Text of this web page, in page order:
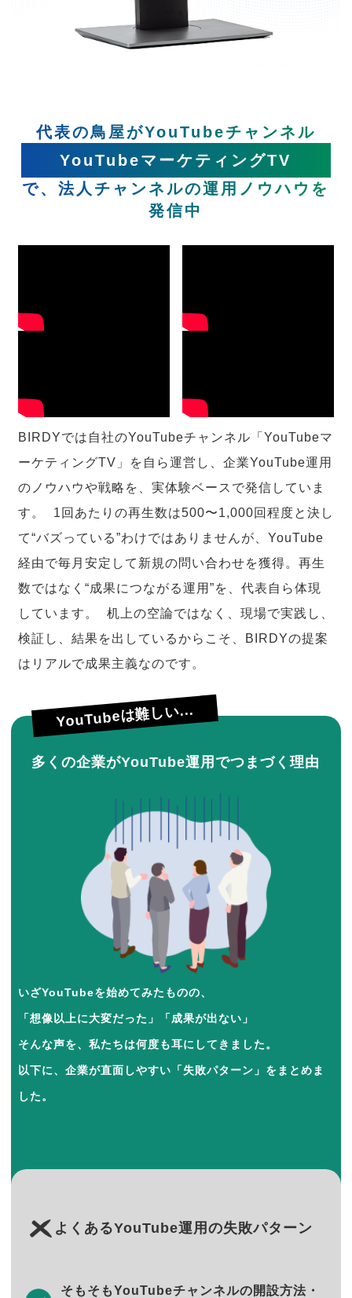
代表の鳥屋がYouTubeチャンネル
YouTubeマーケティングTV
で、法人チャンネルの運用ノウハウを
発信中
BIRDYでは自社のYouTubeチャンネル「YouTubeマ
ーケティングTV」を自ら運営し、企業YouTube運用
のノウハウや戦略を、実体験ベースで発信していま
す。 1回あたりの再生数は500〜1,000回程度と決し
て“バズっている”わけではありませんが、YouTube
経由で毎月安定して新規の問い合わせを獲得。再生
数ではなく“成果につながる運用”を、代表自ら体現
しています。 机上の空論ではなく、現場で実践し、
検証し、結果を出しているからこそ、BIRDYの提案
はリアルで成果主義なのです。
YouTubeは難しい...
多くの企業がYouTube運用でつまづく理由
いざYouTubeを始めてみたものの、
「想像以上に大変だった」「成果が出ない」
そんな声を、私たちは何度も耳にしてきました。
以下に、企業が直面しやすい「失敗パターン」をまとめま
した。
よくあるYouTube運用の失敗パターン
そもそもYouTubeチャンネルの開設方法・